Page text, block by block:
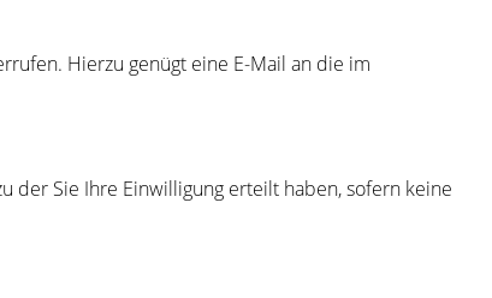
Hierzu genügt eine E-Mail an die im
der Sie Ihre Einwilligung erteilt haben, sofern keine